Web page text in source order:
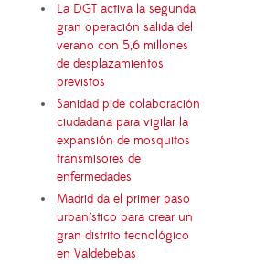
La DGT activa la segunda
gran operación salida del
verano con 5,6 millones
de desplazamientos
previstos
Sanidad pide colaboración
ciudadana para vigilar la
expansión de mosquitos
transmisores de
enfermedades
Madrid da el primer paso
urbanístico para crear un
gran distrito tecnológico
en Valdebebas